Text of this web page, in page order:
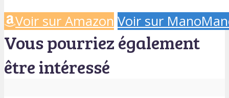
Voir sur Amazon Voir sur
Vous pourriez également
être intéressé